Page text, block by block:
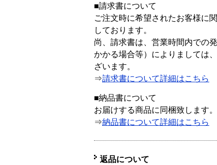
■請求書について
ご注文時に希望されたお客様に
しております。
尚、請求書は、営業時間内での
かかる場合等）によりましては
ざいます。
⇒請求書について詳細はこちら
■納品書について
お届けする商品に同梱致します。
⇒納品書について詳細はこちら
返品について